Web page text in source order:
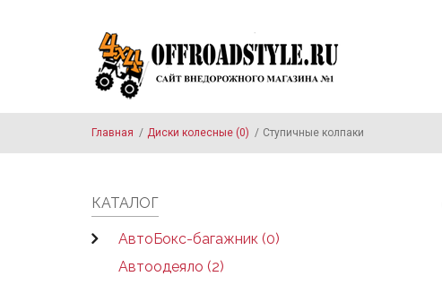
Главная / Диски колесные (0) / Ступичные колпаки
КАТАЛОГ
АвтоБокс-багажник (0)
Автоодеяло (2)